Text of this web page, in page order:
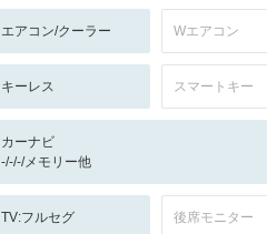
エアコン/クーラー Wエアコン
キーレス スマートキー
カーナビ
-/-/-/メモリー他
TV:フルセグ 後席モニター